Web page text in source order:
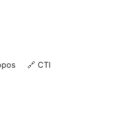
🔗 CTI